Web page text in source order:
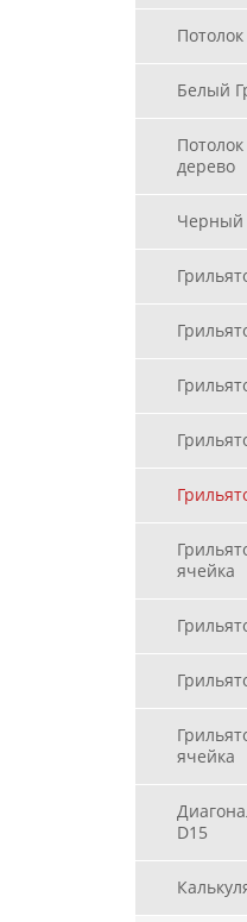
Белый
дерево
Черный
ячейка
ячейка
D15